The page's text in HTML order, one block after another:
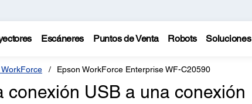
Escáneres Puntos de Venta Robots Soluciones
WorkForce Epson WorkForce Enterprise WF-C20590
conexión USB a una conexión